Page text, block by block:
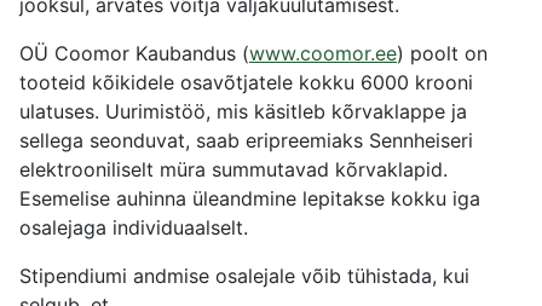
OÜ Coomor Kaubandus (www.coomor.ee) poolt on
tooteid kõikidele osavõtjatele kokku 6000 krooni
ulatuses. Uurimistöö, mis käsitleb kõrvaklappe ja
sellega seonduvat, saab eripreemiaks Sennheiseri
elektrooniliselt müra summutavad kõrvaklapid.
Esemelise auhinna üleandmine lepitakse kokku iga
osalejaga individuaalselt.
Stipendiumi andmise osalejale võib tühistada, kui